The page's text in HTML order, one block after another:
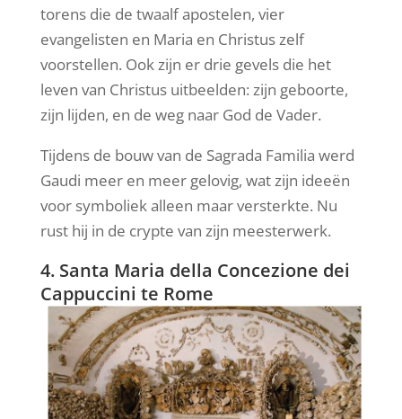
torens die de twaalf apostelen, vier
evangelisten en Maria en Christus zelf
voorstellen. Ook zijn er drie gevels die het
leven van Christus uitbeelden: zijn geboorte,
zijn lijden, en de weg naar God de Vader.
Tijdens de bouw van de Sagrada Familia werd
Gaudi meer en meer gelovig, wat zijn ideeën
voor symboliek alleen maar versterkte. Nu
rust hij in de crypte van zijn meesterwerk.
4. Santa Maria della Concezione dei
Cappuccini te Rome